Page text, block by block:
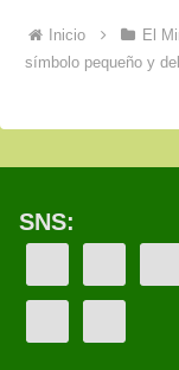
Inicio El
símbolo pequeño y
SNS: